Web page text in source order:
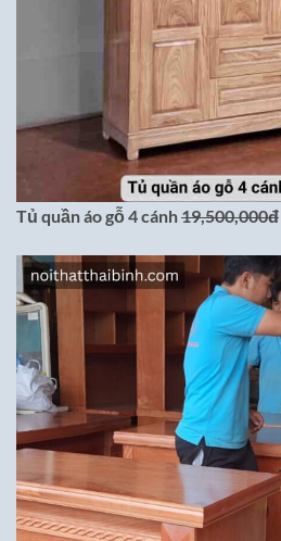
Tủ quần áo gỗ 4 cánh19,500,000đ